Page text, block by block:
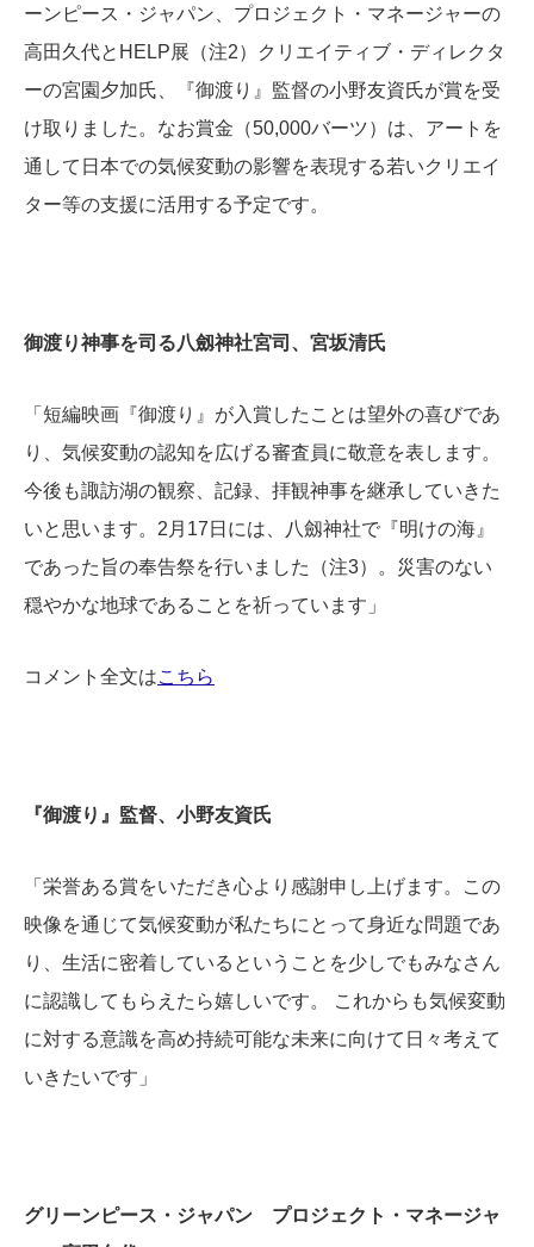
ーンピース・ジャパン、プロジェクト・マネージャーの
高田久代とHELP展（注2）クリエイティブ・ディレクタ
ーの宮園夕加氏、『御渡り』監督の小野友資氏が賞を受
け取りました。なお賞金（50,000バーツ）は、アートを
通して日本での気候変動の影響を表現する若いクリエイ
ター等の支援に活用する予定です。
御渡り神事を司る八劔神社宮司、宮坂清氏
「短編映画『御渡り』が入賞したことは望外の喜びであ
り、気候変動の認知を広げる審査員に敬意を表します。
今後も諏訪湖の観察、記録、拝観神事を継承していきた
いと思います。2月17日には、八劔神社で『明けの海』
であった旨の奉告祭を行いました（注3）。災害のない
穏やかな地球であることを祈っています」
コメント全文はこちら
『御渡り』監督、小野友資氏
「栄誉ある賞をいただき心より感謝申し上げます。この
映像を通じて気候変動が私たちにとって身近な問題であ
り、生活に密着しているということを少しでもみなさん
に認識してもらえたら嬉しいです。 これからも気候変動
に対する意識を高め持続可能な未来に向けて日々考えて
いきたいです」
グリーンピース・ジャパン プロジェクト・マネージャ